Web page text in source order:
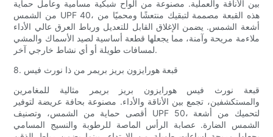
بين الأناقة والعملية. مصنوعة من ألواح شبكية مسامية وعامل حماية
من الشمس UPF 40، هذه القبعة مصممة لتبقيك منتعشًا ومحميًا من
أشعة الشمس. يضمن الإغلاق القابل للتعديل ورباط العرق عالي الأداء
ملاءمة مريحة وآمنة، مما يجعلها قطعة أساسية لصيد الأسماك والمشي
لمسافات طويلة أو أي نشاط خارجي آخر.
8. قبعة هورايزون بريز بريمر من ذا نورث فيس
قبعة نورث فيس هورايزون بريز بريمر مثالية للمغامرين
والمستكشفين، تجمع بين الأناقة والأداء. مصنوعة بحافة عريضة لتوفير
أقصى حماية من الشمس، وتصنيف UPF 50، لتحميك من أشعة
الشمس الضارة. عصابة الرأس الماصة للرطوبة والنسيج المسامي